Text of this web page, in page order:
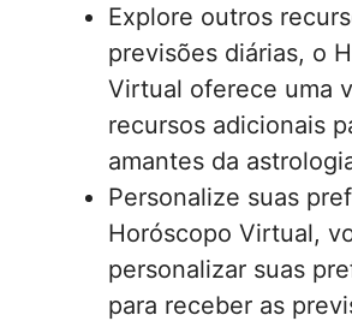
Explore outros
previsões diárias, o
Virtual oferece uma
recursos adicionais
amantes da
Personalize suas
Horóscopo Virtual,
personalizar suas
para receber as